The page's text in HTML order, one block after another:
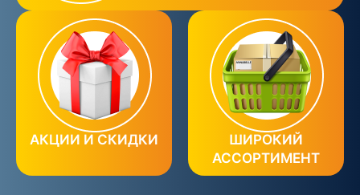
АКЦИИ И СКИДКИ
ШИРОКИЙ
АССОРТИМЕНТ